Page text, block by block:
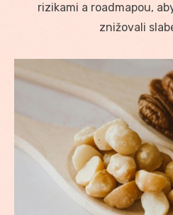
rizikami a roadmapou,
znižovali